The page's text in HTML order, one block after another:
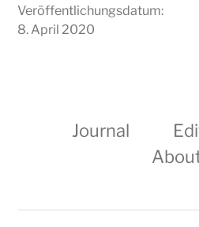
Veröffentlichungsdatum:
8. April 2020
Journal